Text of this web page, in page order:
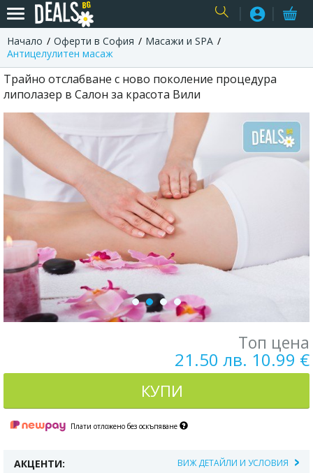
Начало Оферти в София
Масажи и SPA
Антицелулитен масаж
Трайно отслабване с ново поколение процедура
липолазер в Салон за красота Вили
Топ цена
21.50 лв. 10.99 €
КУПИ
Плати отложено без оскъпяване
АКЦЕНТИ: ВИЖ ДЕТАЙЛИ И УСЛОВИЯ